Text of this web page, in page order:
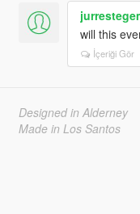
will this
İçeriği Gör
Designed in Alderney
Made in Los Santos